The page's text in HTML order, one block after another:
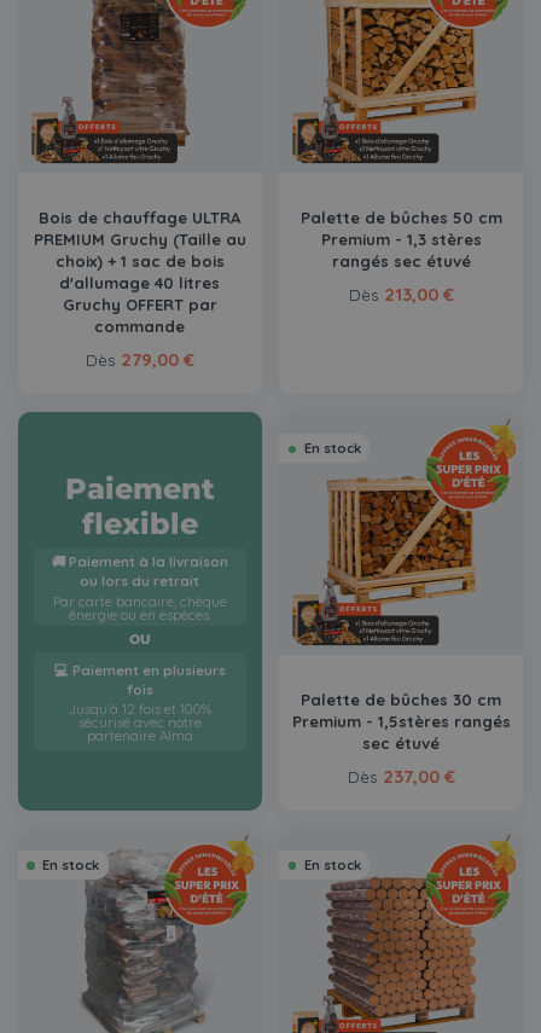
Bois de chauffage ULTRA
PREMIUM Gruchy (Taille au
choix) + 1 sac de bois
d'allumage 40 litres
Gruchy OFFERT par
commande
Dès 279,00 €
Palette de bûches 50 cm
Premium - 1,3 stères
rangés sec étuvé
Dès 213,00 €
Paiement
flexible
🚚 Paiement à la livraison
ou lors du retrait
Par carte bancaire, chèque
énergie ou en espèces.
OU
💻 Paiement en plusieurs
fois
Jusqu'à 12 fois et 100%
sécurisé avec notre
partenaire Alma
En stock
Palette de bûches 30 cm
Premium - 1,5stères rangés
sec étuvé
Dès 237,00 €
En stock En stock